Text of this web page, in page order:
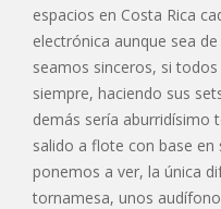
espacios en Costa Rica
electrónica aunque sea
seamos sinceros, si
siempre, haciendo sus
demás sería aburridísimo
salido a flote con base en
ponemos a ver, la única
tornamesa, unos